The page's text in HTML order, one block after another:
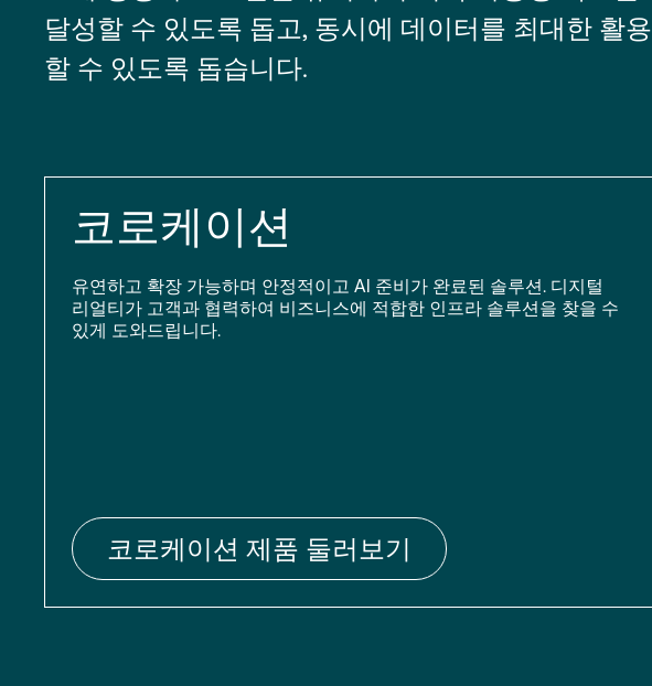
달성할 수 있도록 돕고, 동시에 데이터를 최대한 활용
할 수 있도록 돕습니다.
코로케이션
유연하고 확장 가능하며 안정적이고 AI 준비가 완료된 솔루션. 디지털
리얼티가 고객과 협력하여 비즈니스에 적합한 인프라 솔루션을 찾을 수
있게 도와드립니다.
코로케이션 제품 둘러보기